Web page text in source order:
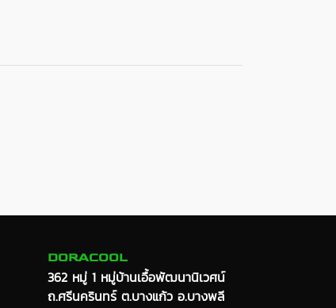
DORACOOL
362 หมู่ 1 หมู่บ้านเอื้อพัฒนานิเวศน์
ถ.ศรีนครินทร์ ต.บางแก้ว อ.บางพลี